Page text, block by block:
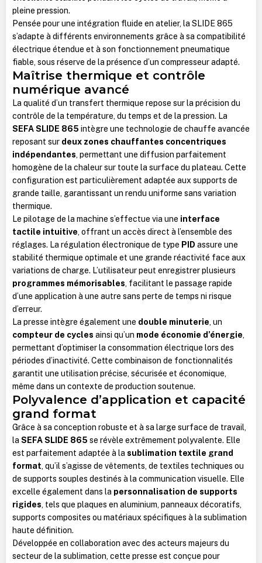
pleine pression.
Pensée pour une intégration fluide en atelier, la SLIDE 865
s’adapte à différents environnements grâce à sa compatibilité
électrique étendue et à son fonctionnement pneumatique
fiable, sous réserve de la présence d’un compresseur adapté.
Maîtrise thermique et contrôle
numérique avancé
La qualité d’un transfert thermique repose sur la précision du
contrôle de la température, du temps et de la pression. La
SEFA SLIDE 865 intègre une technologie de chauffe avancée
reposant sur deux zones chauffantes concentriques
indépendantes, permettant une diffusion parfaitement
homogène de la chaleur sur toute la surface du plateau. Cette
configuration est particulièrement adaptée aux supports de
grande taille, garantissant un rendu uniforme sans variation
thermique.
Le pilotage de la machine s’effectue via une interface
tactile intuitive, offrant un accès direct à l’ensemble des
réglages. La régulation électronique de type PID assure une
stabilité thermique optimale et une grande réactivité face aux
variations de charge. L’utilisateur peut enregistrer plusieurs
programmes mémorisables, facilitant le passage rapide
d’une application à une autre sans perte de temps ni risque
d’erreur.
La presse intègre également une double minuterie, un
compteur de cycles ainsi qu’un mode économie d’énergie,
permettant d’optimiser la consommation électrique lors des
périodes d’inactivité. Cette combinaison de fonctionnalités
garantit une utilisation précise, sécurisée et économique,
même dans un contexte de production soutenue.
Polyvalence d’application et capacité
grand format
Grâce à sa conception robuste et à sa large surface de travail,
la SEFA SLIDE 865 se révèle extrêmement polyvalente. Elle
est parfaitement adaptée à la sublimation textile grand
format, qu’il s’agisse de vêtements, de textiles techniques ou
de supports souples destinés à la communication visuelle. Elle
excelle également dans la personnalisation de supports
rigides, tels que plaques en aluminium, panneaux décoratifs,
supports composites ou matériaux spécifiques à la sublimation
haute définition.
Développée en collaboration avec des acteurs majeurs du
secteur de la sublimation, cette presse est conçue pour